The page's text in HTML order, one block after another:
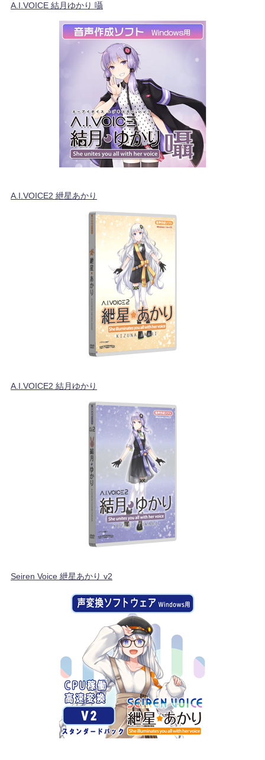
A.I.VOICE 結月ゆかり 囁
A.I.VOICE2 紲星あかり
A.I.VOICE2 結月ゆかり
Seiren Voice 紲星あかり v2